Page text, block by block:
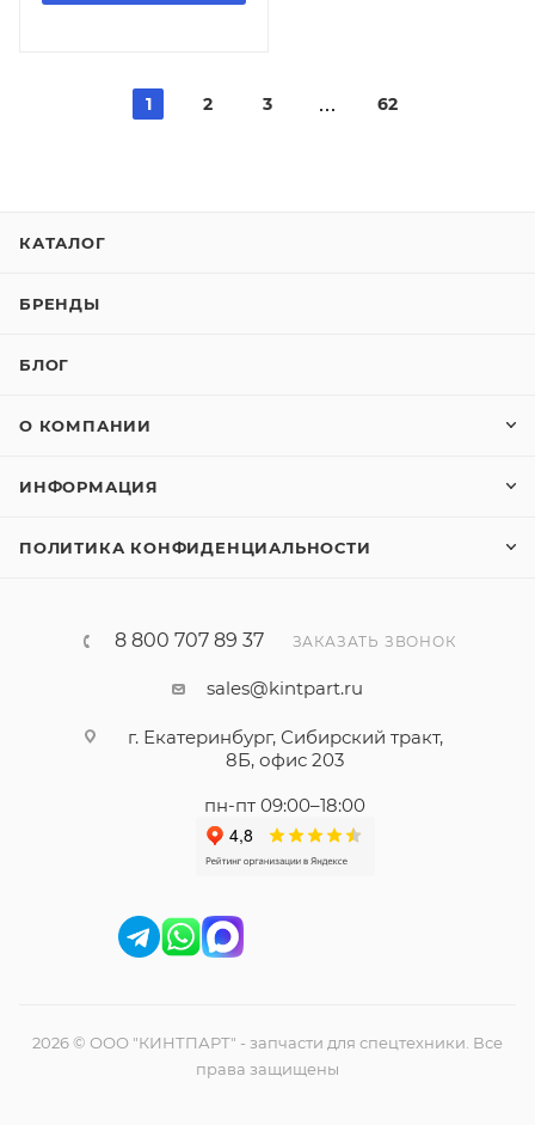
1 2 3 62
КАТАЛОГ
БРЕНДЫ
БЛОГ
О КОМПАНИИ
ИНФОРМАЦИЯ
ПОЛИТИКА КОНФИДЕНЦИАЛЬНОСТИ
8 800 707 89 37 ЗАКАЗАТЬ ЗВОНОК
sales@kintpart.ru
г. Екатеринбург, Сибирский тракт,
8Б, офис 203
пн-пт 09:00–18:00
2026 © ООО "КИНТПАРТ" - запчасти для спецтехники. Все
права защищены